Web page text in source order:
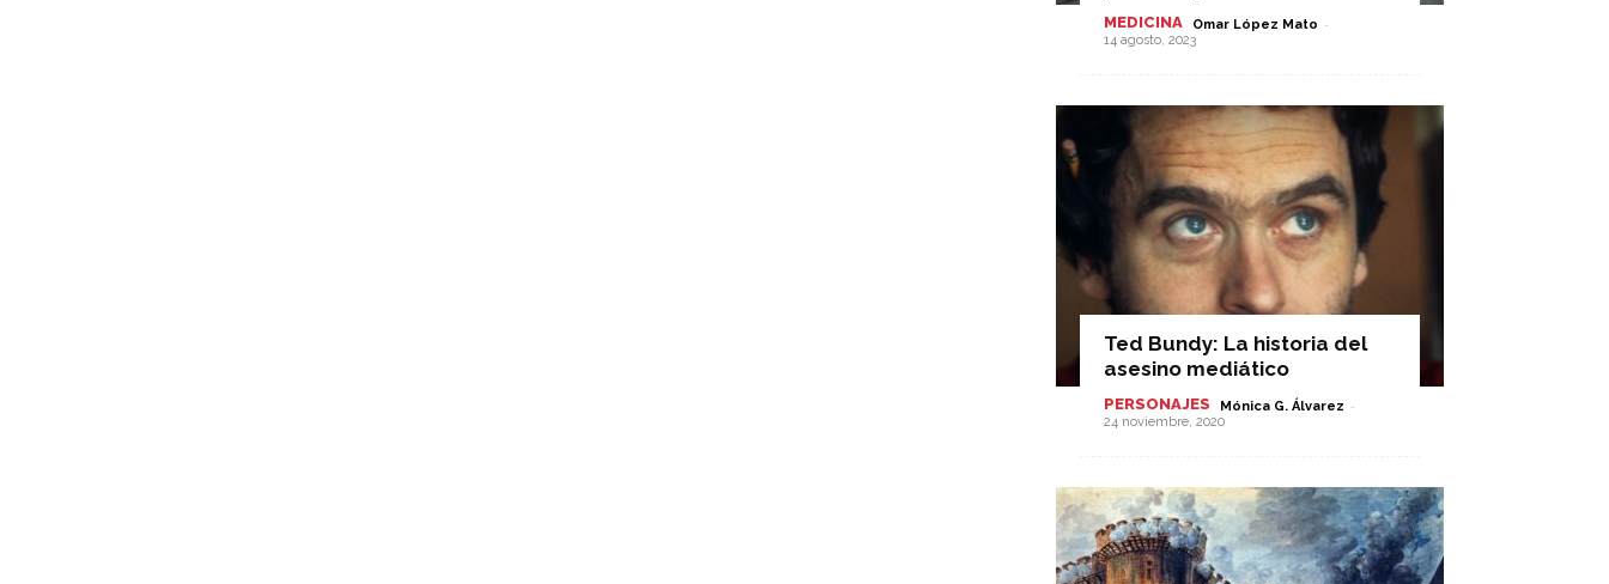
MEDICINA Omar López Mato -
14 agosto, 2023
Ted Bundy: La historia del
asesino mediático
PERSONAJES Mónica G. Álvarez -
24 noviembre, 2020